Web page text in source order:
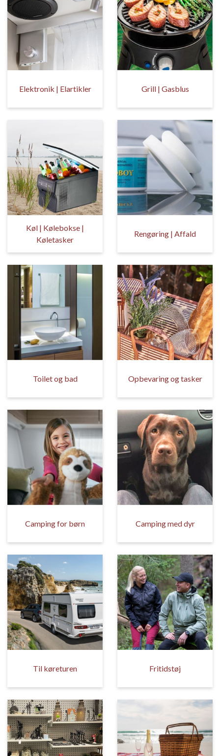
Elektronik | Elartikler Grill | Gasblus
Køl | Kølebokse |
Køletasker
Rengøring | Affald
Toilet og bad Opbevaring og tasker
Camping for børn Camping med dyr
Til køreturen Fritidstøj